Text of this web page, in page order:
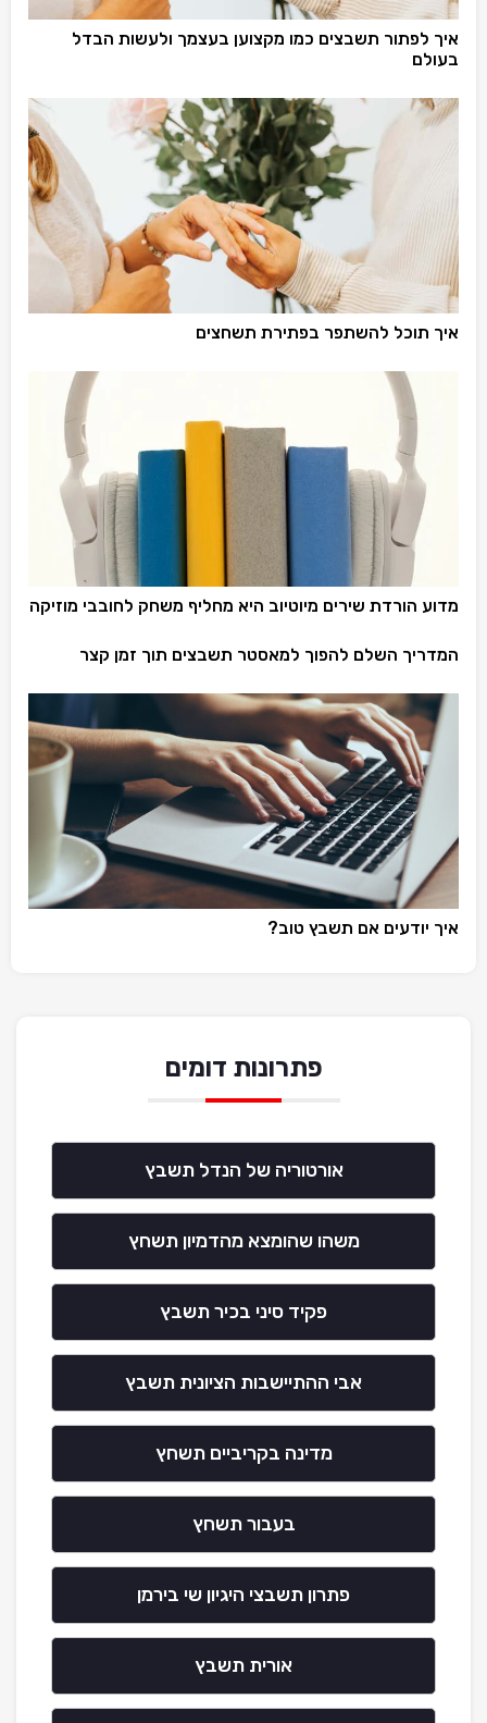
איך לפתור תשבצים כמו מקצוען בעצמך ולעשות הבדל
בעולם
איך תוכל להשתפר בפתירת תשחצים
מדוע הורדת שירים מיוטיוב היא מחליף משחק לחובבי מוזיקה
המדריך השלם להפוך למאסטר תשבצים תוך זמן קצר
איך יודעים אם תשבץ טוב?
פתרונות דומים
אורטוריה של הנדל תשבץ
משהו שהומצא מהדמיון תשחץ
פקיד סיני בכיר תשבץ
אבי ההתיישבות הציונית תשבץ
מדינה בקריביים תשחץ
בעבור תשחץ
פתרון תשבצי היגיון שי בירמן
אורית תשבץ